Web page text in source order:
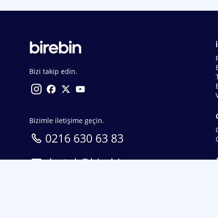
Bizi takip edin.
Bizimle iletişime geçin.
0216 630 63 83
destek@birebin.com